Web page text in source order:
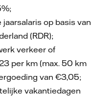
op basis van
(RDR);
verkeer of
per km (max. 50 km
van €3,05;
vakantiedagen